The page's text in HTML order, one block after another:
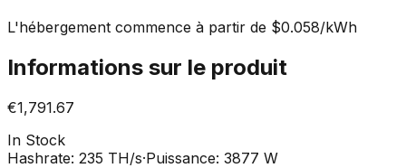
L'hébergement commence à partir de $0.058/kWh
Informations sur le produit
€1,791.67
In Stock
Hashrate: 235 TH/s·Puissance: 3877 W